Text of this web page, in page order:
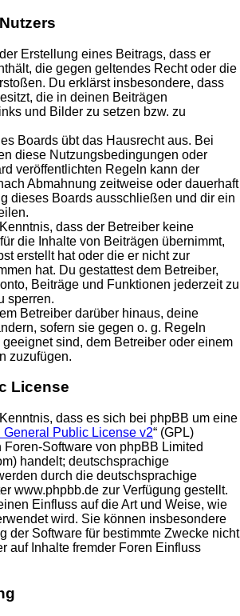
Erstellung eines Beitrags, dass er
die gegen geltendes Recht oder die
Du erklärst insbesondere, dass
die in deinen Beiträgen
und Bilder zu setzen bzw. zu
Boards übt das Hausrecht aus. Bei
diese Nutzungsbedingungen oder
veröffentlichten Regeln kann der
Abmahnung zeitweise oder dauerhaft
dieses Boards ausschließen und dir ein
dass der Betreiber keine
die Inhalte von Beiträgen übernimmt,
erstellt hat oder die er nicht zur
hat. Du gestattest dem Betreiber,
Beiträge und Funktionen jederzeit zu
sperren.
Betreiber darüber hinaus, deine
sofern sie gegen o. g. Regeln
sind, dem Betreiber oder einem
zuzufügen.
License
dass es sich bei phpBB um eine
General Public License v2“ (GPL)
Foren-Software von phpBB Limited
handelt; deutschsprachige
durch die deutschsprachige
www.phpbb.de zur Verfügung gestellt.
Einfluss auf die Art und Weise, wie
wird. Sie können insbesondere
der Software für bestimmte Zwecke nicht
auf Inhalte fremder Foren Einfluss